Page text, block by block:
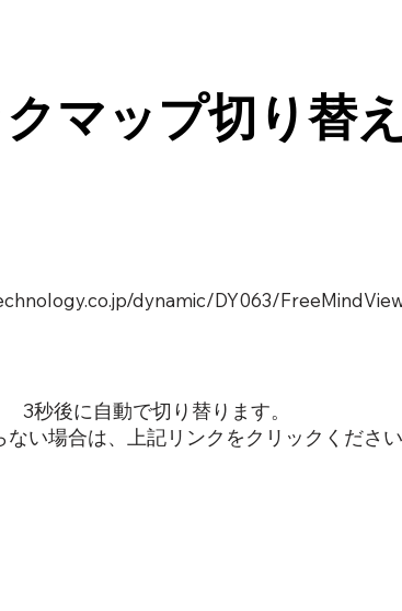
マップ切り替
dynamic/DY063/
3秒後に自動で切り替ります。
ない場合は、上記リンクをクリックください